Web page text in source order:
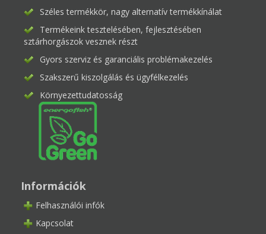
Széles termékkör, nagy alternatív termékkínálat
Termékeink tesztelésében, fejlesztésében
sztárhorgászok vesznek részt
Gyors szerviz és garanciális problémakezelés
Szakszerű kiszolgálás és ügyfélkezelés
Környezettudatosság
Információk
Felhasználói infók
Kapcsolat